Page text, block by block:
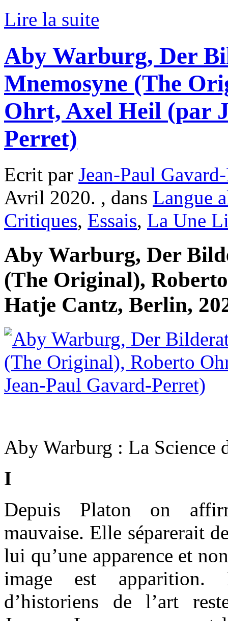
Lire la suite
Aby Warburg, Der
Mnemosyne (The
Ohrt, Axel Heil (par
Perret)
Ecrit par Jean-Paul
Avril 2020. , dans Langue
Critiques, Essais, La Une
Aby Warburg, Der
(The Original),
Hatje Cantz, Berlin,
Aby Warburg : La Science
I
Depuis Platon on
mauvaise. Elle séparerait
lui qu’une apparence et
image est apparition.
d’historiens de l’art